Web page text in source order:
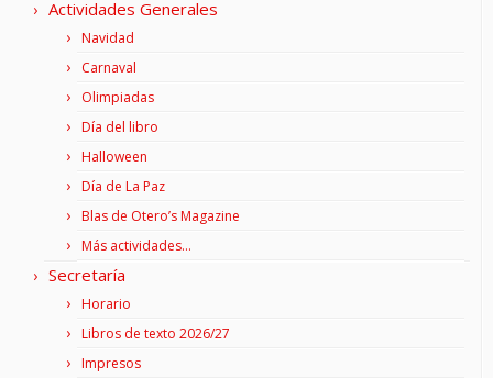
Actividades Generales
Navidad
Carnaval
Olimpiadas
Día del libro
Halloween
Día de La Paz
Blas de Otero’s Magazine
Más actividades…
Secretaría
Horario
Libros de texto 2026/27
Impresos